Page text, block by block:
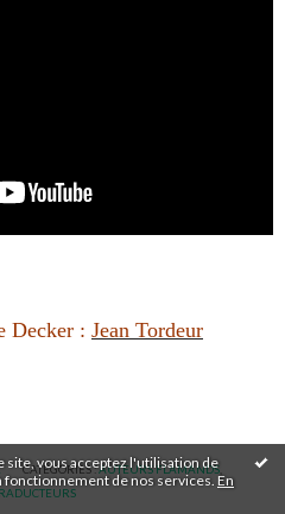
site, vous acceptez l'utilisation de
fonctionnement de nos services.En
Decker : Jean Tordeur
CATÉGORIES :AUTEURS FLAMANDS